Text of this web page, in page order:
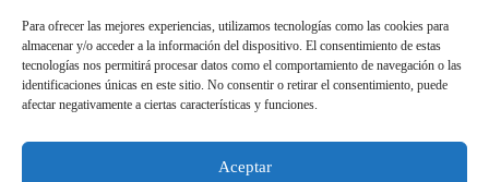
Para ofrecer las mejores experiencias, utilizamos tecnologías como las cookies para
almacenar y/o acceder a la información del dispositivo. El consentimiento de estas
tecnologías nos permitirá procesar datos como el comportamiento de navegación o las
identificaciones únicas en este sitio. No consentir o retirar el consentimiento, puede
afectar negativamente a ciertas características y funciones.
Aceptar
Aviso legal